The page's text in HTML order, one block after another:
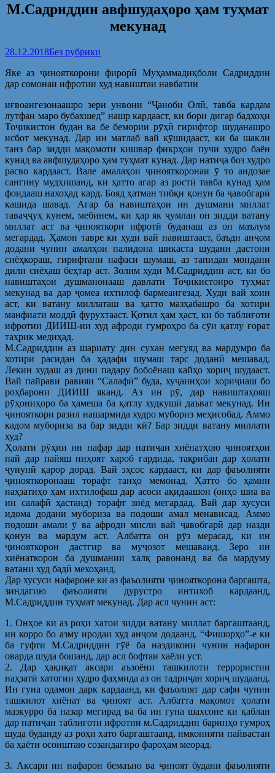
М.Садриддин авфшудаҳоро ҳам туҳмат
мекунад
28.12.2018Без рубрики
Яке аз ҷинояткорони фирорӣ Муҳаммадиқболи Садриддин
дар сомонаи ифротии худ навиштаи навбатии
иғвоангезонаашро зери унвони “Ҷаноби Олӣ, тавба кардам
лутфан маро бубахшед” нашр кардааст, ки бори дигар бадхоҳи
Тоҷикистон будан ва бе бемории рӯҳӣ гирифтор шуданашро
исбот мекунад. Дар ин матлаб вай кӯшидааст, ки ба шакли
танз бар зидди мақомоти кишвар фикрҳои пучи худро баён
кунад ва авфшудаҳоро ҳам туҳмат кунад. Дар натиҷа боз худро
расво кардааст. Вале амалаҳои ҷинояткоронаи ӯ то андозае
сангину мудҳишанд, ки ҳатто агар аз ростӣ тавба кунад ҳам
фоидааш нахоҳад кард. Бояд ҳатман тибқи қонун ба ҷавобгарӣ
кашида шавад. Агар ба навиштаҳои ин душмани миллат
таваҷҷуҳ кунем, мебинем, ки ҳар як ҷумлаи он зидди ватану
миллат аст ва ҷинояткори ифротӣ буданаш аз он маълум
мегардад. Ҳамон тавре ки худи вай навиштааст, баъди анҷом
додани чунин амалҳои палидона шикаста шудани дастони
сиёҳкораш, гирифтани нафаси шумаш, аз тапидан мондани
дили сиёҳаш беҳтар аст. Золим худи М.Садриддин аст, ки бо
навиштаҳои душманонааш давлати Тоҷикистонро туҳмат
мекунад ва дар ҷомеа ихтилоф бармеангезад. Худи вай хоин
аст, ки ватану миллаташ ва ҳатто мазҳабашро ба хотири
манфиати моддӣ фурухтааст. Қотил ҳам ҳаст, ки бо таблиғоти
ифротии ДИИШ-ии худ афроди гумроҳро ба сӯи қатлу ғорат
таҳрик медиҳад.
М.Садриддин аз шариату дин сухан мегуяд ва мардумро ба
хотири расидан ба ҳадафи шумаш тарс доданӣ мешавад.
Лекин худаш аз дини падару бобоёнаш кайҳо хориҷ шудааст.
Вай пайрави равияи “Салафӣ” буда, хуҷаинҳои хориҷиаш бо
роҳбарони ДИИШ яканд. Аз ин рӯ, дар навиштаҳояш
рӯҳониҳоро ба ҳамеша ба қатлу худкушӣ даъват мекунад. Ин
ҷинояткори разил нашармида худро мубориз меҳисобад. Аммо
кадом мубориза ва бар зидди кӣ? Бар зидди ватану миллати
худ?
Ҳолати рӯҳии ин нафар дар натиҷаи хиёнатҳою ҷиноятҳои
пай дар пайяш ниҳоят хароб гардида, тақрибан дар ҳолати
ҷунунӣ қарор дорад. Вай эҳсос кардааст, ки дар фаъолияти
ҷинояткоронааш торафт танҳо мемонад. Ҳатто бо ҳамин
наҳзатиҳо ҳам ихтилофаш дар асоси ақидаашон (онҳо шиа ва
ин салафӣ ҳастанд) торафт зиёд мегардад. Вай дар хусуси
идома додани мубориза ва подоши амал менависад. Аммо
подоши амали ӯ ва афроди мисли вай ҷавобгарӣ дар назди
қонун ва мардум аст. Албатта он рӯз мерасад, ки ин
ҷинояткорон дастгир ва муҷозот мешаванд. Зеро ин
хиёнаткорон ба душмании халқ равонанд ва ба мардуму
ватани худ бадӣ мехоҳанд.
Дар хусуси нафароне ки аз фаъолияти ҷинояткорона баргашта,
зиндагию фаъолияти дурустро интихоб кардаанд,
М.Садриддин туҳмат мекунад. Дар асл чунин аст:
1. Онҳое ки аз роҳи хатои зидди ватану миллат баргаштаанд,
ин корро бо азму иродаи худ анҷом додаанд. “Фишорҳо”-е ки
ба гуфти М.Садриддин гӯё ба наздикони чунин нафарон
оварда шуда бошанд, дар асл бофтаи хаёли уст.
2. Дар ҳақиқат аксари аъзоёни ташкилоти террористии
наҳзатӣ хатогии худро фаҳмида аз он тадриҷан хориҷ шудаанд.
Ин гуна одамон дарк кардаанд, ки фаъолият дар сафи чунин
ташкилот хиёнат ва ҷиноят аст. Албатта мақомот ҳолати
мазкурро ба назар мегирад ва ба ин гуна шахсоне ки қаблан
дар натиҷаи таблиғоти ифротии м.Садриддин баринҳо гумроҳ
шуда буданду аз роҳи хато баргаштаанд, имконияти пайвастан
ба ҳаёти осоиштаю созандагиро фароҳам меорад.
3. Аксари ин нафарон бемаъно ва ҷиноят будани фаъолияти